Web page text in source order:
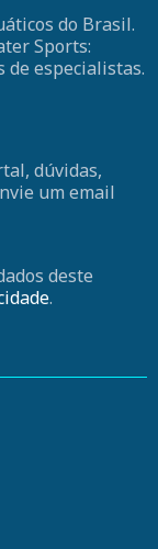
do Brasil.
Sports:
de especialistas.
dúvidas,
um email
deste
.